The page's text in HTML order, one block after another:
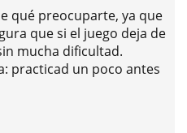
qué preocuparte, ya que
que si el juego deja de
mucha dificultad.
practicad un poco antes